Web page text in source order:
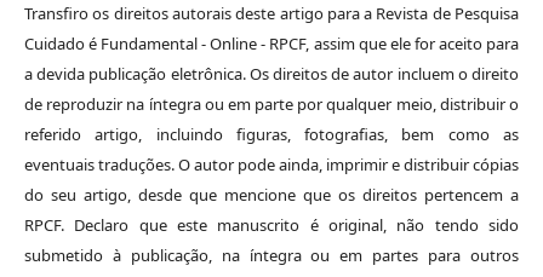
Transfiro os direitos autorais deste artigo para a Revista de Pesquisa
Cuidado é Fundamental - Online - RPCF, assim que ele for aceito para
a devida publicação eletrônica. Os direitos de autor incluem o direito
de reproduzir na íntegra ou em parte por qualquer meio, distribuir o
referido artigo, incluindo figuras, fotografias, bem como as
eventuais traduções. O autor pode ainda, imprimir e distribuir cópias
do seu artigo, desde que mencione que os direitos pertencem a
RPCF. Declaro que este manuscrito é original, não tendo sido
submetido à publicação, na íntegra ou em partes para outros